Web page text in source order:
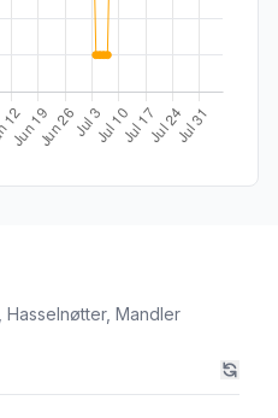
Hasselnøtter, Mandler